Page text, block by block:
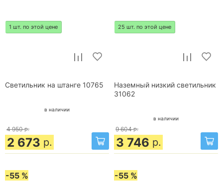
1 шт. по этой цене
Светильник на штанге 10765
в наличии
4 950 р.
2 673 р.
25 шт. по этой цене
Наземный низкий светильник
31062
в наличии
9 604 р.
3 746 р.
-55 % -55 %